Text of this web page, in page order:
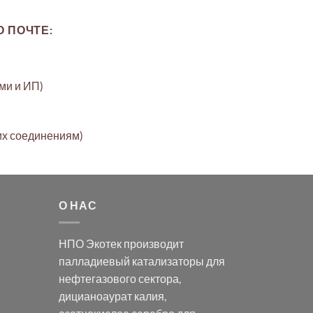
ПОЧТЕ:
и ИП)
соединениям)
О НАС
НПО Экотек производит
палладиевый катализаторы для
нефтегазового сектора,
дицианоаурат калия,